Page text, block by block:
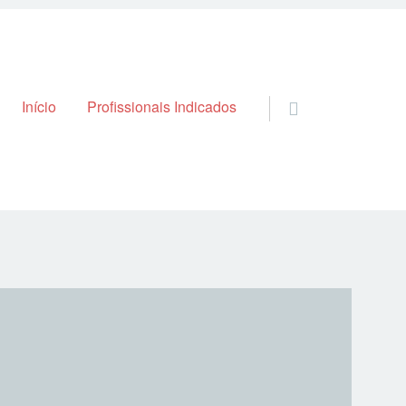
Skip to content
Início Profissionais Indicados